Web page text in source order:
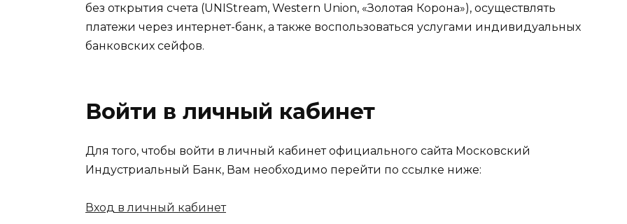
без открытия счета (UNIStream, Western Union, «Золотая Корона»), осуществлять
платежи через интернет-банк, а также воспользоваться услугами индивидуальных
банковских сейфов.
Войти в личный кабинет
Для того, чтобы войти в личный кабинет официального сайта Московский
Индустриальный Банк, Вам необходимо перейти по ссылке ниже:
Вход в личный кабинет